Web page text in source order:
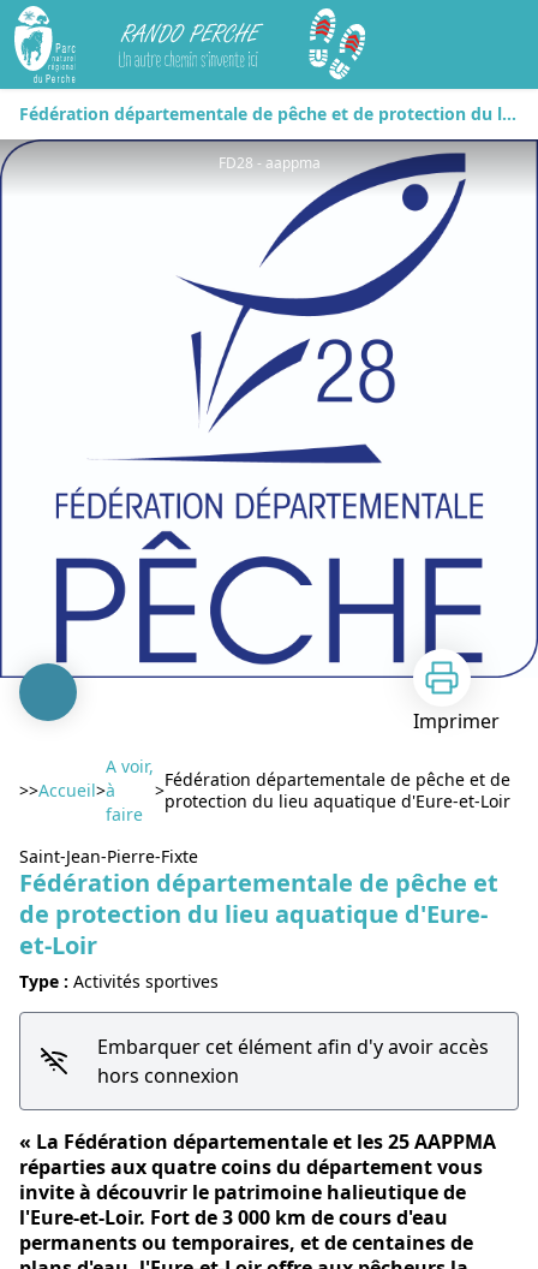
Rando Perche
Fédération départementale de pêche et de protection du lieu aquatique d'Eure-et-Loir
FD28 - aappma
Imprimer
>>Accueil>
A voir,
à
faire
>Fédération départementale de pêche et de
protection du lieu aquatique d'Eure-et-Loir
Saint-Jean-Pierre-Fixte
Fédération départementale de pêche et
de protection du lieu aquatique d'Eure-
et-Loir
Type : Activités sportives
Embarquer cet élément afin d'y avoir accès
hors connexion
« La Fédération départementale et les 25 AAPPMA
réparties aux quatre coins du département vous
invite à découvrir le patrimoine halieutique de
l'Eure-et-Loir. Fort de 3 000 km de cours d'eau
permanents ou temporaires, et de centaines de